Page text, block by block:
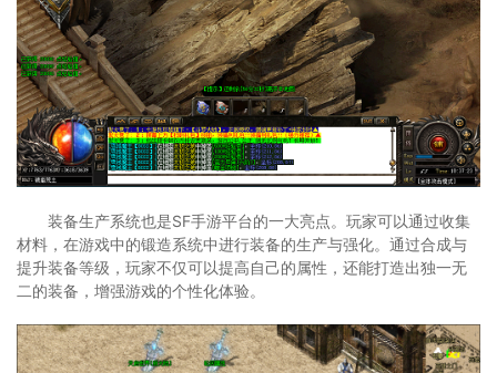
装备生产系统也是SF手游平台的一大亮点。玩家可以通过收集
材料，在游戏中的锻造系统中进行装备的生产与强化。通过合成与
提升装备等级，玩家不仅可以提高自己的属性，还能打造出独一无
二的装备，增强游戏的个性化体验。